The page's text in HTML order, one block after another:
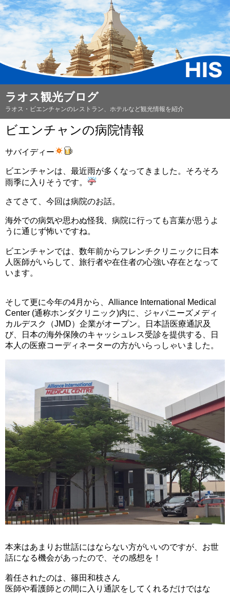
ラオス観光ブログ
ラオス・ビエンチャンのレストラン、ホテルなど観光情報を紹介
ビエンチャンの病院情報
サバイディー
ビエンチャンは、最近雨が多くなってきました。そろそろ
雨季に入りそうです。
さてさて、今回は病院のお話。
海外での病気や思わぬ怪我、 病院に行っても言葉が思うよ
うに通じず怖いですね。
ビエンチャンでは、 数年前からフレンチクリニックに日本
人医師がいらして、 旅行者や在住者の心強い存在となって
います。
そして更に今年の4月から、 Alliance International Medical
Center (通称ホンダクリニック)内に、ジャパニーズメディ
カルデスク（JMD）企業がオープン。日本語医療通訳及
び、
日本の海外保険のキャッシュレス受診を提供する、
日
本人の医療コーディネーターの方がいらっしゃいました。
本来はあまりお世話にはならない方がいいのですが、 お世
話になる機会があったので、その感想を！
着任されたのは、篠田和枝さん
医師や看護師との間に入り通訳をしてくれるだけではな